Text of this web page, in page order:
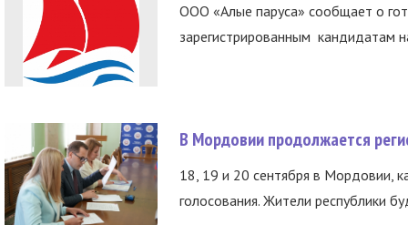
ООО «Алые паруса» сообщает о
зарегистрированным кандидатам
В Мордовии продолжается
18, 19 и 20 сентября в Мордовии,
голосования. Жители республики